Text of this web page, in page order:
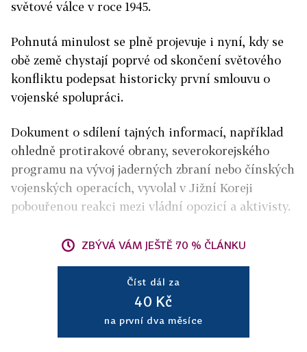
světové válce v roce 1945.
Pohnutá minulost se plně projevuje i nyní, kdy se
obě země chystají poprvé od skončení světového
konfliktu podepsat historicky první smlouvu o
vojenské spolupráci.
Dokument o sdílení tajných informací, například
ohledně protirakové obrany, severokorejského
programu na vývoj jaderných zbraní nebo čínských
vojenských operacích, vyvolal v Jižní Koreji
pobouřenou reakci mezi vládní opozicí a aktivisty.
ZBÝVÁ VÁM JEŠTĚ 70 % ČLÁNKU
Číst dál za
40 Kč
na první dva měsíce